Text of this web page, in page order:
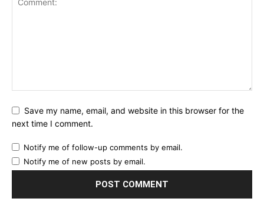
Save my name, email, and website in this browser for the
next time I comment.
Notify me of follow-up comments by email.
Notify me of new posts by email.